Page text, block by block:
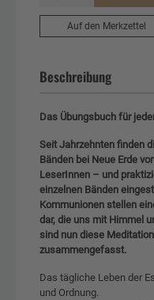
Auf den Merkzettel
Beschreibung
Das Übungsbuch für
Seit Jahrzehnten finden
Bänden bei Neue Erde
LeserInnen – und
einzelnen Bänden
Kommunionen stellen
dar, die uns mit Himmel
sind nun diese
zusammengefasst.
Das tägliche Leben der
und Ordnung.